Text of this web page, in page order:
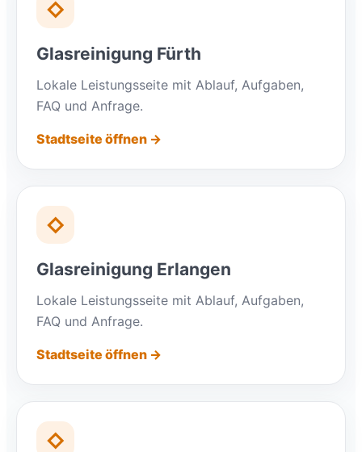
◇
Glasreinigung Fürth
Lokale Leistungsseite mit Ablauf, Aufgaben,
FAQ und Anfrage.
Stadtseite öffnen →
◇
Glasreinigung Erlangen
Lokale Leistungsseite mit Ablauf, Aufgaben,
FAQ und Anfrage.
Stadtseite öffnen →
◇